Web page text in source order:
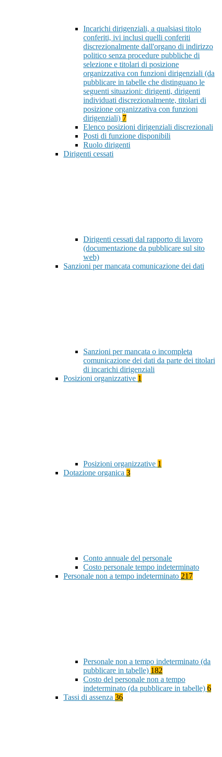
Incarichi dirigenziali, a qualsiasi titolo
conferiti, ivi inclusi quelli conferiti
discrezionalmente dall'organo di indirizzo
politico senza procedure pubbliche di
selezione e titolari di posizione
organizzativa con funzioni dirigenziali (da
pubblicare in tabelle che distinguano le
seguenti situazioni: dirigenti, dirigenti
individuati discrezionalmente, titolari di
posizione organizzativa con funzioni
dirigenziali) 7
Elenco posizioni dirigenziali discrezionali
Posti di funzione disponibili
Ruolo dirigenti
Dirigenti cessati
Dirigenti cessati dal rapporto di lavoro
(documentazione da pubblicare sul sito
web)
Sanzioni per mancata comunicazione dei dati
Sanzioni per mancata o incompleta
comunicazione dei dati da parte dei titolari
di incarichi dirigenziali
Posizioni organizzative 1
Posizioni organizzative 1
Dotazione organica 3
Conto annuale del personale
Costo personale tempo indeterminato
Personale non a tempo indeterminato 217
Personale non a tempo indeterminato (da
pubblicare in tabelle) 182
Costo del personale non a tempo
indeterminato (da pubblicare in tabelle) 6
Tassi di assenza 36